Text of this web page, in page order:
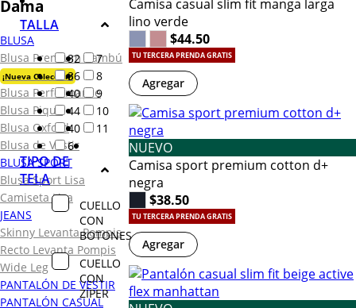
Dama
BLUSA
Blusa Premium Bambú
¡Nueva Colección!
Blusa Performance
Blusa Piqué
Blusa Oxford
Blusa de Vestir
BLUSA SPORT
Blusa Sport Lisa
Camiseta Lisa
JEANS
Skinny Levanta Pompis
Recto Levanta Pompis
Wide Leg
PANTALÓN DE VESTIR
PANTALÓN CASUAL
TALLA
32
7
36
8
40
9
44
10
40
11
6
TIPO DE
TELA
CUELLO
CON
BOTONES
CUELLO
CON
ZÍPER
Camisa casual slim fit manga larga
lino verde
$44.50
TU TERCERA PRENDA GRATIS
Agregar
NUEVO
Camisa sport premium cotton d+
negra
$38.50
TU TERCERA PRENDA GRATIS
Agregar